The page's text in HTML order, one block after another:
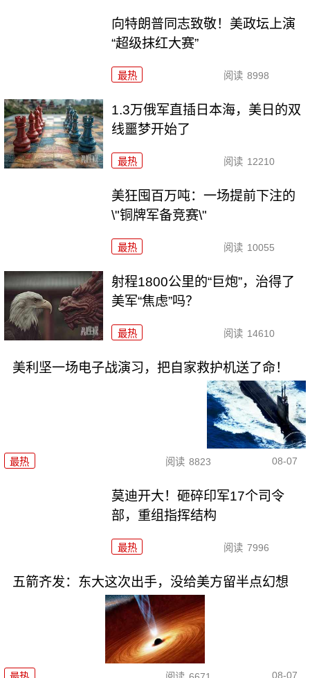
向特朗普同志致敬！美政坛上演
“超级抹红大赛”
最热 阅读 8998
1.3万俄军直插日本海，美日的双
线噩梦开始了
最热 阅读 12210
美狂囤百万吨：一场提前下注的
\"铜牌军备竞赛\"
最热 阅读 10055
射程1800公里的“巨炮”，治得了
美军“焦虑”吗？
最热 阅读 14610
美利坚一场电子战演习，把自家救护机送了命！
最热 阅读 8823 08-07
莫迪开大！砸碎印军17个司令
部，重组指挥结构
最热 阅读 7996
五箭齐发：东大这次出手，没给美方留半点幻想
08-07